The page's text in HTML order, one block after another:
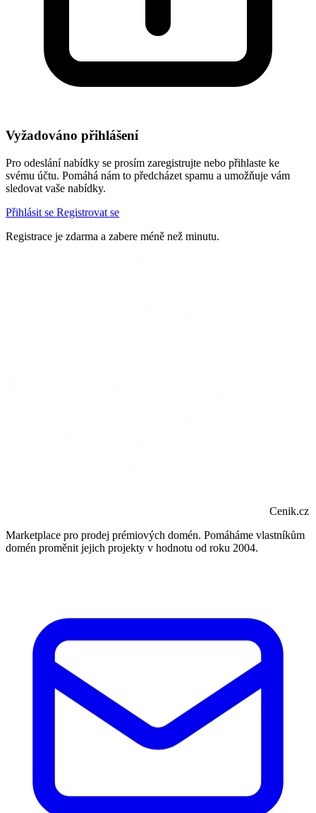
Vyžadováno přihlášení
Pro odeslání nabídky se prosím zaregistrujte nebo přihlaste ke
svému účtu. Pomáhá nám to předcházet spamu a umožňuje vám
sledovat vaše nabídky.
Přihlásit se Registrovat se
Registrace je zdarma a zabere méně než minutu.
Cenik.cz
Marketplace pro prodej prémiových domén. Pomáháme vlastníkům
domén proměnit jejich projekty v hodnotu od roku 2004.